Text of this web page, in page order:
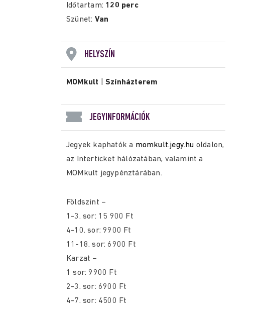
Időtartam: 120 perc
Szünet: Van
HELYSZÍN
MOMkult |Színházterem
JEGYINFORMÁCIÓK
Jegyek kaphatók a momkult.jegy.hu oldalon,
az Interticket hálózatában, valamint a
MOMkult jegypénztárában.
Földszint –
1-3. sor: 15 900 Ft
4-10. sor: 9900 Ft
11-18. sor: 6900 Ft
Karzat –
1 sor: 9900 Ft
2-3. sor: 6900 Ft
4-7. sor: 4500 Ft